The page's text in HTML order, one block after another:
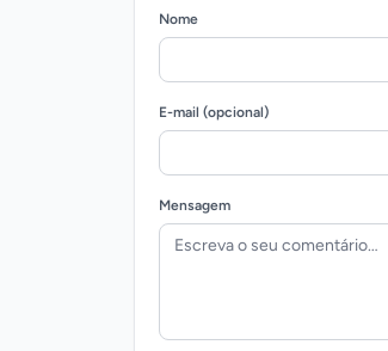
Nome
E-mail (opcional)
Mensagem